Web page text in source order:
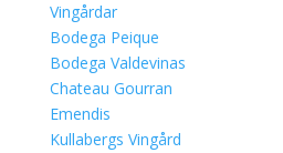
Vingårdar
Bodega Peique
Bodega Valdevinas
Chateau Gourran
Emendis
Kullabergs Vingård